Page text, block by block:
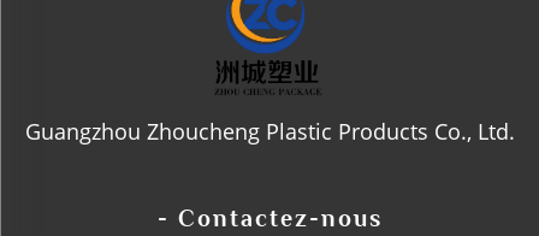
Guangzhou Zhoucheng Plastic Products Co., Ltd.
- Contactez-nous